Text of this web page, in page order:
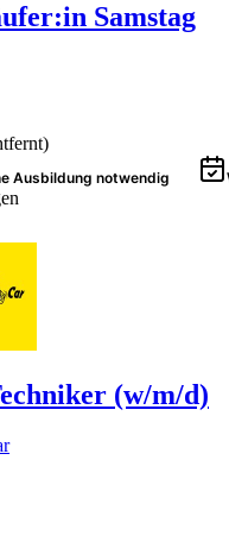
Samstag
Ausbildung notwendig
(w/m/d)